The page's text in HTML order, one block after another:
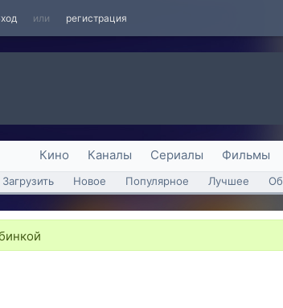
или регистрация
Кино Каналы Сериалы Фильмы
Загрузить Новое Популярное Лучшее